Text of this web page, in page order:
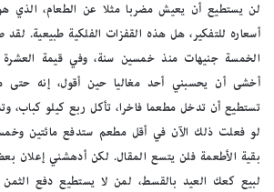
لن يستطيع أن يعيش مضربا مثلا عن الطعام، الذي
أسعاره للتفكير، هل هذه القفزات الفلكية طبيعية.
الخمسة جنيهات منذ خمسين سنة، وفي قيمة العشرة
أخشى أن يحسبني أحد مغاليا حين أقول، إنه حتى
تستطيع أن تدخل مطعما فاخرا، تأكل ربع كيلو كباب،
لو فعلت ذلك الآن في أقل مطعم ستدفع مائتين
بقية الأطعمة فلن يتسع المقال. لكن أدهشني إعلان
لبيع كعك العيد بالقسط، لمن لا يستطيع دفع